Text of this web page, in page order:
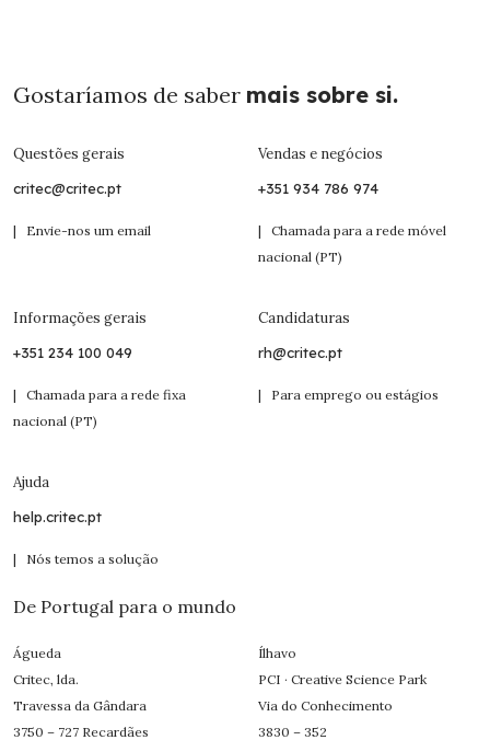
Gostaríamos de saber mais sobre si.
Questões gerais
critec@critec.pt
| Envie-nos um email
Vendas e negócios
+351 934 786 974
| Chamada para a rede móvel
nacional (PT)
Informações gerais
+351 234 100 049
| Chamada para a rede fixa
nacional (PT)
Candidaturas
rh@critec.pt
| Para emprego ou estágios
Ajuda
help.critec.pt
| Nós temos a solução
De Portugal para o mundo
Águeda
Critec, lda.
Travessa da Gândara
3750 – 727 Recardães
Ílhavo
PCI · Creative Science Park
Via do Conhecimento
3830 – 352